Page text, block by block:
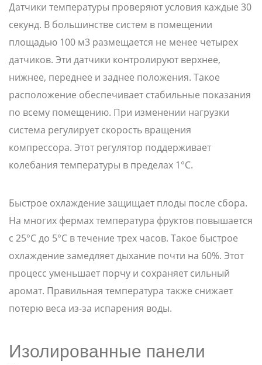
Датчики температуры проверяют условия каждые 30
секунд. В большинстве систем в помещении
площадью 100 м3 размещается не менее четырех
датчиков. Эти датчики контролируют верхнее,
нижнее, переднее и заднее положения. Такое
расположение обеспечивает стабильные показания
по всему помещению. При изменении нагрузки
система регулирует скорость вращения
компрессора. Этот регулятор поддерживает
колебания температуры в пределах 1°C.
Быстрое охлаждение защищает плоды после сбора.
На многих фермах температура фруктов повышается
с 25°C до 5°C в течение трех часов. Такое быстрое
охлаждение замедляет дыхание почти на 60%. Этот
процесс уменьшает порчу и сохраняет сильный
аромат. Правильная температура также снижает
потерю веса из-за испарения воды.
Изолированные панели